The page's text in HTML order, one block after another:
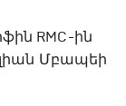
RMC-ին
Մբապեի